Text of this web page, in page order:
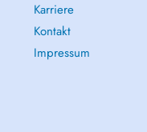
Karriere
Kontakt
Impressum